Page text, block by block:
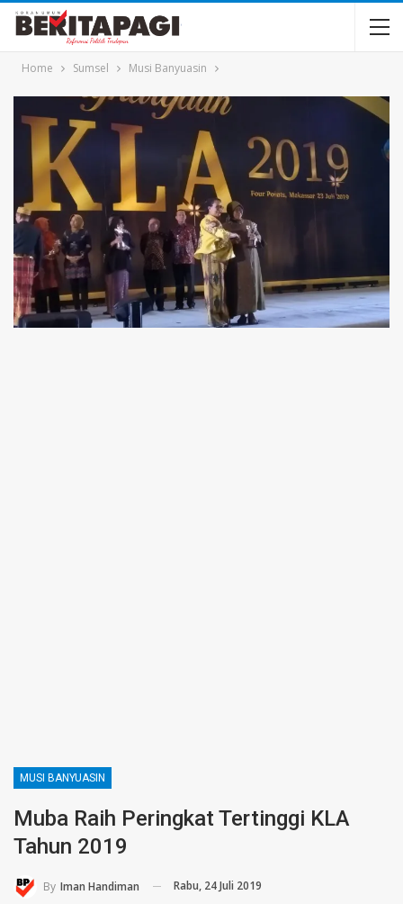
Home Sumsel Musi Banyuasin
MUSI BANYUASIN
Muba Raih Peringkat Tertinggi KLA
Tahun 2019
By Iman Handiman Rabu, 24 Juli 2019